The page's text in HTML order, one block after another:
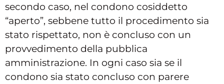
secondo caso, nel condono cosiddetto
“aperto”, sebbene tutto il procedimento sia
stato rispettato, non è concluso con un
provvedimento della pubblica
amministrazione. In ogni caso sia se il
condono sia stato concluso con parere